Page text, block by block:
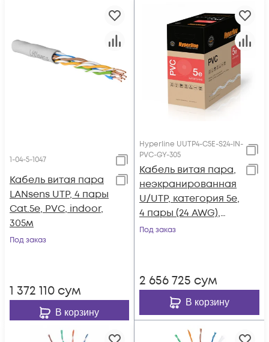
1-04-5-1047
Кабель витая пара
LANsens UTP, 4 пары
Cat.5e, PVC, indoor,
305м
Под заказ
1 372 110 сум
В корзину
Hyperline UUTP4-C5E-S24-IN-
PVC-GY-305
Кабель витая пара,
неэкранированная
U/UTP, категория 5e,
4 пары (24 AWG),
одножильный
Под заказ
2 656 725 сум
В корзину